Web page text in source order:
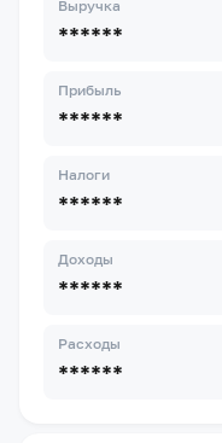
Выручка
******
Прибыль
******
Налоги
******
Доходы
******
Расходы
******